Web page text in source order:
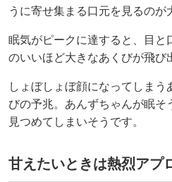
うに寄せ集まる口元を見るのが
眠気がピークに達すると、目と
のいいほど大きなあくびが飛び
しょぼしょぼ顔になってしまう
びの予兆。あんずちゃんが眠そ
見つめてしまいそうです。
甘えたいときは熱烈アプ